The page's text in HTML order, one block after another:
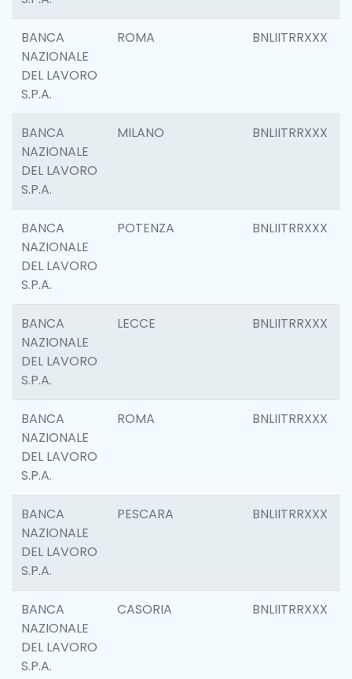
BANCA
NAZIONALE
DEL LAVORO
S.P.A.
ROMA BNLIITRRXXX
BANCA
NAZIONALE
DEL LAVORO
S.P.A.
MILANO BNLIITRRXXX
BANCA
NAZIONALE
DEL LAVORO
S.P.A.
POTENZA BNLIITRRXXX
BANCA
NAZIONALE
DEL LAVORO
S.P.A.
LECCE BNLIITRRXXX
BANCA
NAZIONALE
DEL LAVORO
S.P.A.
ROMA BNLIITRRXXX
BANCA
NAZIONALE
DEL LAVORO
S.P.A.
PESCARA BNLIITRRXXX
BANCA
NAZIONALE
DEL LAVORO
S.P.A.
CASORIA BNLIITRRXXX